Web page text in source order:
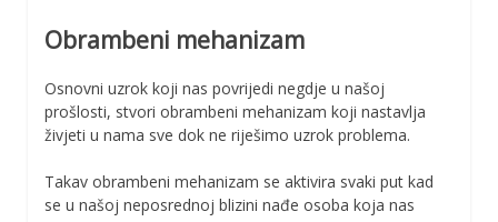
Obrambeni mehanizam
Osnovni uzrok koji nas povrijedi negdje u našoj
prošlosti, stvori obrambeni mehanizam koji nastavlja
živjeti u nama sve dok ne riješimo uzrok problema.
Takav obrambeni mehanizam se aktivira svaki put kad
se u našoj neposrednoj blizini nađe osoba koja nas